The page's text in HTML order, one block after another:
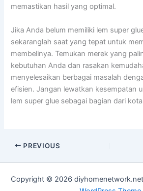
memastikan hasil yang optimal.
Jika Anda belum memiliki lem super
sekaranglah saat yang tepat untuk
membelinya. Temukan merek yang
kebutuhan Anda dan rasakan
menyelesaikan berbagai masalah
efisien. Jangan lewatkan kesempatan
lem super glue sebagai bagian dari
PREVIOUS
Copyright © 2026